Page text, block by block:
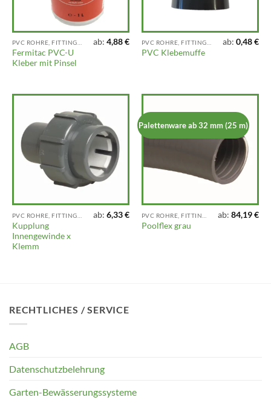
Fermitac PVC-U
Kleber mit Pinsel
ab:4,88€
PVC Klebemuffe
ab:0,48€
Kupplung
Innengewinde x
Klemm
ab:6,33€
Palettenware ab 32 mm (25 m)
Poolflex grau
ab:84,19€
RECHTLICHES / SERVICE
AGB
Datenschutzbelehrung
Garten-Bewässerungssysteme